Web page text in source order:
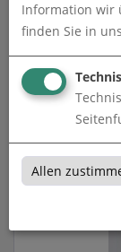
zum Artikel
Information wir
finden Sie in
Allen